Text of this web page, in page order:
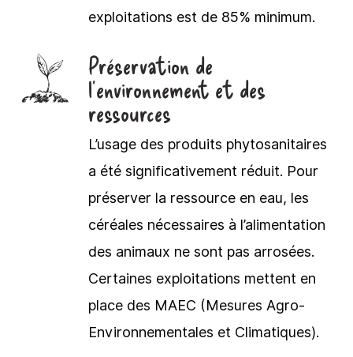
exploitations est de 85% minimum.
Préservation de
l’environnement et des
ressources
L’usage des produits phytosanitaires
a été significativement réduit. Pour
préserver la ressource en eau, les
céréales nécessaires à l’alimentation
des animaux ne sont pas arrosées.
Certaines exploitations mettent en
place des MAEC (Mesures Agro-
Environnementales et Climatiques).